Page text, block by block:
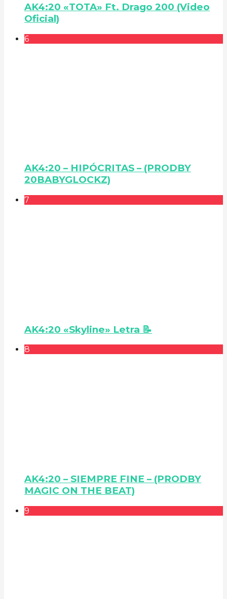
AK4:20 «TOTA» Ft. Drago 200 (Video
Oficial)
6
AK4:20 – HIPÓCRITAS – (PRODBY
20BABYGLOCKZ)
7
AK4:20 «Skyline» Letra 📝
8
AK4:20 – SIEMPRE FINE – (PRODBY
MAGIC ON THE BEAT)
9